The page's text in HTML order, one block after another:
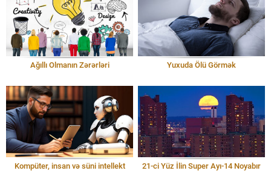
Ağıllı Olmanın Zərərləri Yuxuda Ölü Görmək
Kompüter, insan və süni intellekt 21-ci Yüz İlin Super Ayı-14 Noyabır